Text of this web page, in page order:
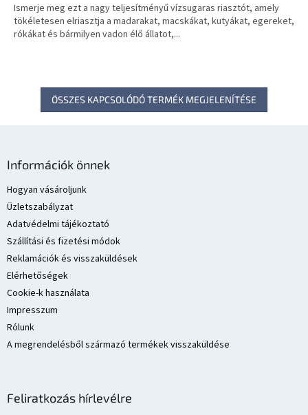
Ismerje meg ezt a nagy teljesítményű vízsugaras riasztót, amely
tökéletesen elriasztja a madarakat, macskákat, kutyákat, egereket,
rókákat és bármilyen vadon élő állatot,...
ÖSSZES KAPCSOLÓDÓ TERMÉK MEGJELENÍTÉSE
Információk önnek
Hogyan vásároljunk
Üzletszabályzat
Adatvédelmi tájékoztató
Szállítási és fizetési módok
Reklamációk és visszaküldések
Elérhetőségek
Cookie-k használata
Impresszum
Rólunk
A megrendelésből származó termékek visszaküldése
Feliratkozás hírlevélre